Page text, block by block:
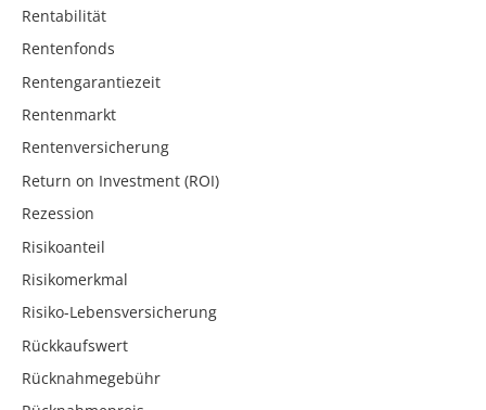
Rentabilität
Rentenfonds
Rentengarantiezeit
Rentenmarkt
Rentenversicherung
Return on Investment (ROI)
Rezession
Risikoanteil
Risikomerkmal
Risiko-Lebensversicherung
Rückkaufswert
Rücknahmegebühr